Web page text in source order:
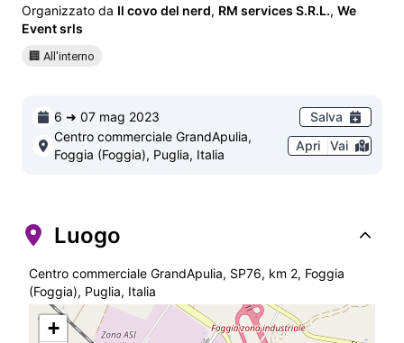
Organizzato da Il covo del nerd, RM services S.R.L., We
Event srls
🏢 All'interno
6 ➜ 07 mag 2023
Salva
Centro commerciale GrandApulia,
Foggia (Foggia), Puglia, Italia
Apri Vai
Luogo
Centro commerciale GrandApulia, SP76, km 2, Foggia
(Foggia), Puglia, Italia
+